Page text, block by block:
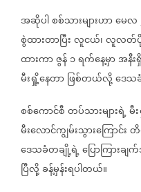
အဆိုပါစစ်သားများဟာမေလ
စွဲထားတာပြီးလူငယ်၊လူလတ်ပို
ထားကာဇွန်၁ရက်နေ့မှာအနီးရှိ
မီးရှို့နေတာဖြစ်တယ်လို့ဒေ
စစ်ကောင်စီတပ်သားများရဲ့မီ
မီးလောင်ကျွမ်းသွားကြောင်းတိ
ဒေသခံတချို့ရဲ့ပြောကြားခ
ပြီလို့ခန့်မှန်းရပါတယ်။